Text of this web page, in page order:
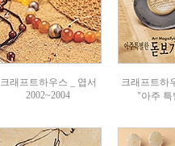
크래프트하우스 _ 엽서
2002~2004
크래프트하
"아주